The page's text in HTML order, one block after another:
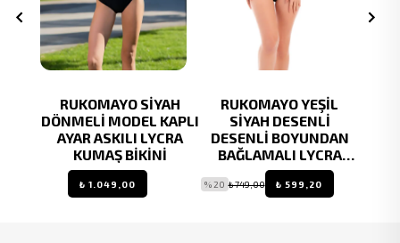
RUKOMAYO SİYAH
DÖNMELİ MODEL KAPLI
AYAR ASKILI LYCRA
KUMAŞ BİKİNİ
₺ 1.049,00
RUKOMAYO YEŞİL
SİYAH DESENLİ
DESENLİ BOYUNDAN
BAĞLAMALI LYCRA
KUMAŞ ÜÇGEN BİKİNİ
% 20 ₺ 749,00 ₺ 599,20